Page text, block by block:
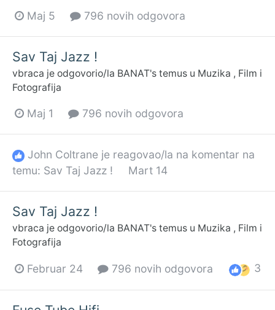
Maj 5 796 novih odgovora
Sav Taj Jazz !
vbraca je odgovorio/la BANAT's temus u Muzika , Film i
Fotografija
Maj 1 796 novih odgovora
John Coltrane je reagovao/la na komentar na
temu: Sav Taj Jazz ! Mart 14
Sav Taj Jazz !
vbraca je odgovorio/la BANAT's temus u Muzika , Film i
Fotografija
Februar 24 796 novih odgovora 3